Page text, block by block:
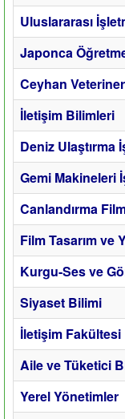
Uluslararası
Japonca
Ceyhan
İletişim Bilimleri
Deniz Ulaştırma
Gemi Makineleri
Canlandırma
Film Tasarım ve
Kurgu-Ses ve
Siyaset Bilimi
İletişim Fakültesi
Aile ve Tüketici
Yerel Yönetimler